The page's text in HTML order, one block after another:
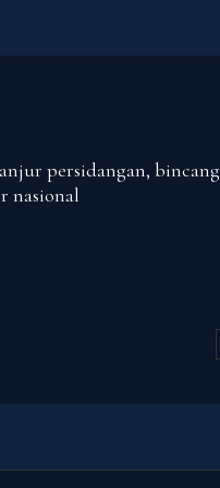
persidangan, bincang
nasional